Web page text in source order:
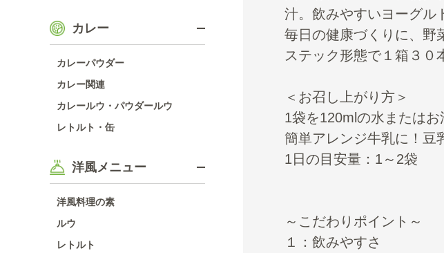
カレー
カレーパウダー
カレー関連
カレールウ・パウダールウ
レトルト・缶
洋風メニュー
洋風料理の素
ルウ
レトルト
汁。飲みやすいヨーグル
毎日の健康づくりに、野
ステック形態で１箱３０
＜お召し上がり方＞
1袋を120mlの水または
簡単アレンジ牛乳に！豆
1日の目安量：1～2袋
～こだわりポイント～
１：飲みやすさ